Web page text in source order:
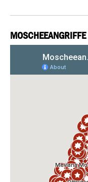
MOSCHEEANGRIFFE